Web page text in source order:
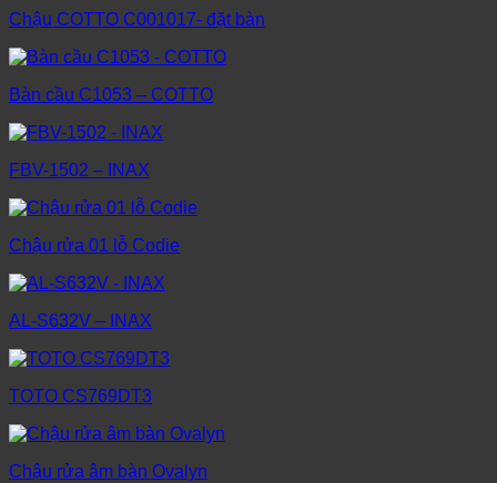
Chậu COTTO C001017- đặt bàn
Bàn cầu C1053 – COTTO
FBV-1502 – INAX
Chậu rửa 01 lỗ Codie
AL-S632V – INAX
TOTO CS769DT3
Chậu rửa âm bàn Ovalyn